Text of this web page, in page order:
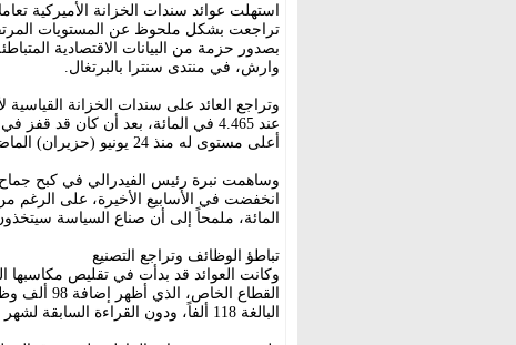
استهلت عوائد سندات الخزانة الأميركية
تراجعت بشكل ملحوظ عن المستويات
بصدور حزمة من البيانات الاقتصادية
وارش، في منتدى سنترا بالبرتغال.
أعلى مستوى له منذ 24 يونيو (حزيران) الماضي.
وساهمت نبرة رئيس الفيدرالي في كبح
المائة، ملمحاً إلى أن صناع السياسة
تباطؤ الوظائف وتراجع التصنيع
القطاع
البالغة 118 ألفاً، ودون القراءة السابقة لشهر مايو (أيار) المستقرة عند 122 ألف وظيفة.